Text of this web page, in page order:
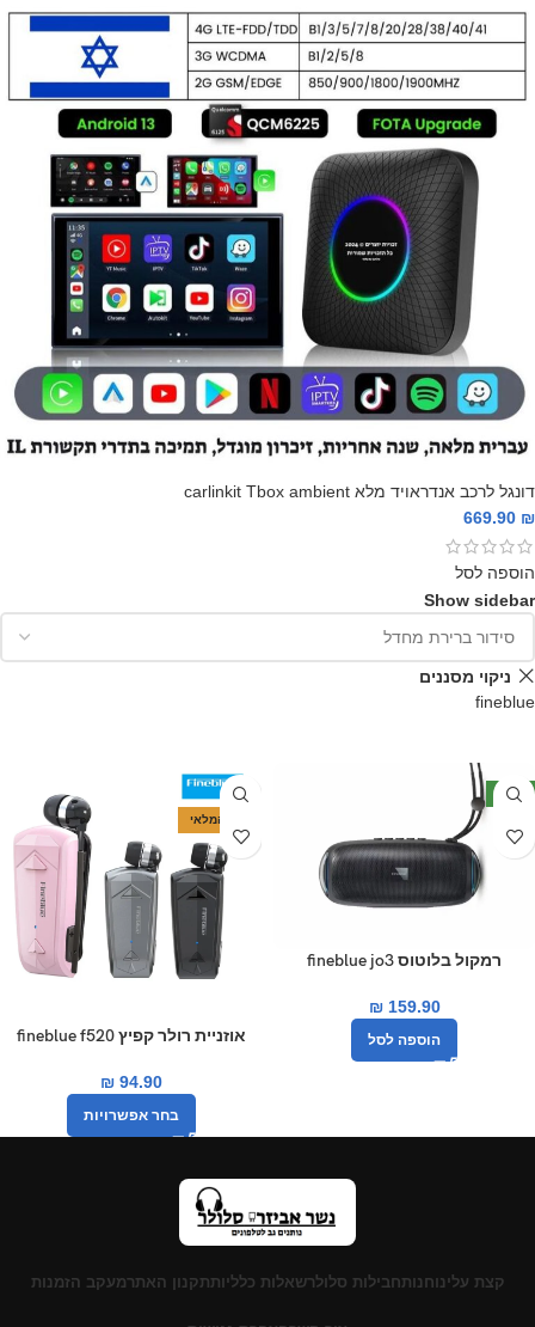
דונגל לרכב אנדראויד מלא carlinkit Tbox ambient
₪
הוספה לסל
Show sidebar
ניקוי מסננים
fineblue
חדש
רמקול בלוטוס fineblue jo3
₪159.90
הוספה לסל
אזל המלאי
אוזניית רולר קפיץ fineblue f520
₪94.90
בחר אפשרויות
קצת עלינוחנותחבילות סלולרשאלות כלליותתקנון האתרמעקב הזמנות